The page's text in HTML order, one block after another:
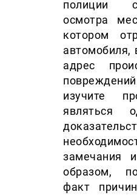
полиции
осмотра
котором
адрес
изучите
являться
замечания
образом,
факт